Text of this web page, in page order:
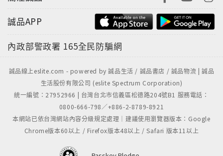
誠品APP
內政部警政署 165全民防騙網
誠品線上eslite.com - powered by 誠品生活 / 誠品書店 / 誠品物流 | 誠品
生活股份有限公司 (eslite Spectrum Corporation)
統一編號：27952966 | 台灣台北市信義區松德路204號B1 服務電話：
0800-666-798／+886-2-8789-8921
本網站已依台灣網站內容分級規定處理｜建議使用瀏覽器版本：Google
Chrome版本60以上 / Firefox版本48以上 / Safari 版本11以上